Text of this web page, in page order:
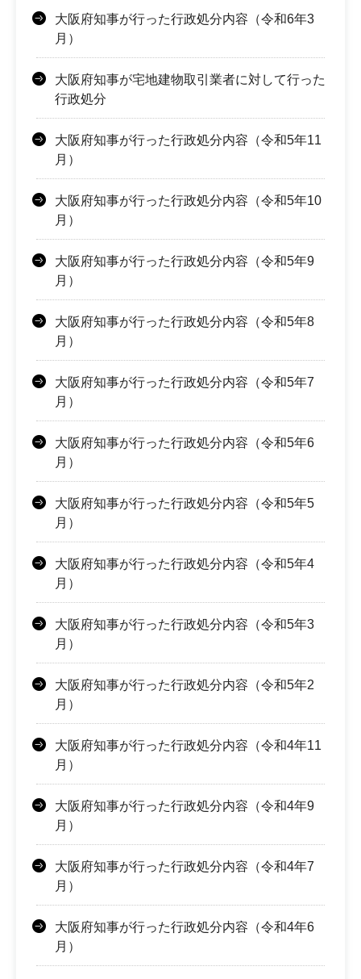
大阪府知事が行った行政処分内容（令和6年3
月）
大阪府知事が宅地建物取引業者に対して行った
行政処分
大阪府知事が行った行政処分内容（令和5年11
月）
大阪府知事が行った行政処分内容（令和5年10
月）
大阪府知事が行った行政処分内容（令和5年9
月）
大阪府知事が行った行政処分内容（令和5年8
月）
大阪府知事が行った行政処分内容（令和5年7
月）
大阪府知事が行った行政処分内容（令和5年6
月）
大阪府知事が行った行政処分内容（令和5年5
月）
大阪府知事が行った行政処分内容（令和5年4
月）
大阪府知事が行った行政処分内容（令和5年3
月）
大阪府知事が行った行政処分内容（令和5年2
月）
大阪府知事が行った行政処分内容（令和4年11
月）
大阪府知事が行った行政処分内容（令和4年9
月）
大阪府知事が行った行政処分内容（令和4年7
月）
大阪府知事が行った行政処分内容（令和4年6
月）